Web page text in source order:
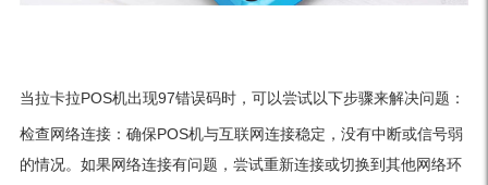
当拉卡拉POS机出现97错误码时，可以尝试以下步骤来解决问题：
检查网络连接：确保POS机与互联网连接稳定，没有中断或信号弱
的情况。如果网络连接有问题，尝试重新连接或切换到其他网络环